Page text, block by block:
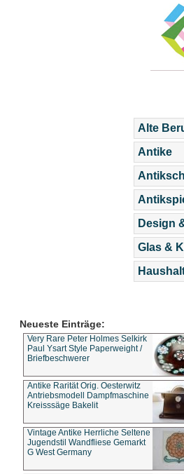
Alte
Antike
Design
Glas &
Neueste Einträge:
Very Rare Peter Holmes Selkirk
Paul Ysart Style Paperweight /
Briefbeschwerer
Antike Rarität Orig. Oesterwitz
Antriebsmodell Dampfmaschine
Kreisssäge Bakelit
Vintage Antike Herrliche Seltene
Jugendstil Wandfliese Gemarkt
G West Germany